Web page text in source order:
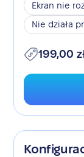
Ekran nie
Nie działa
199,00